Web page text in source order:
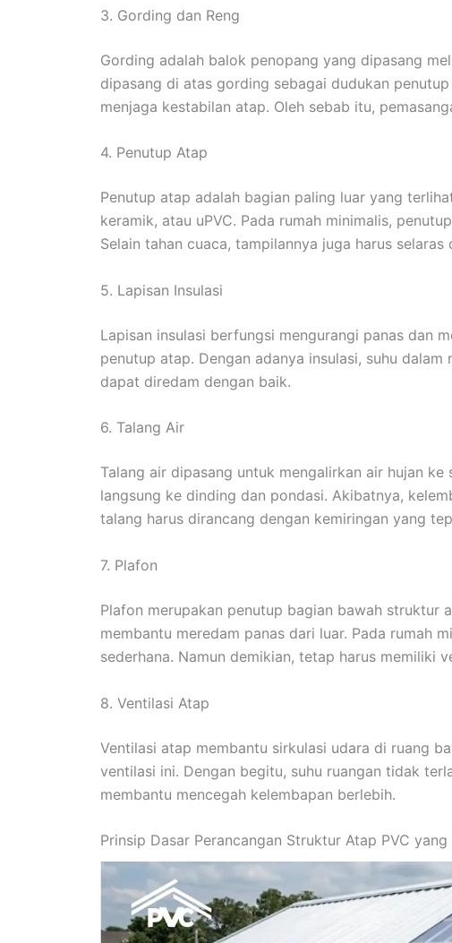
3. Gording dan Reng
Gording adalah balok penopang yang dipasang
dipasang di atas gording sebagai dudukan
menjaga kestabilan atap. Oleh sebab itu,
4. Penutup Atap
Penutup atap adalah bagian paling luar yang
keramik, atau uPVC. Pada rumah minimalis,
Selain tahan cuaca, tampilannya juga harus selaras
5. Lapisan Insulasi
Lapisan insulasi berfungsi mengurangi panas dan
penutup atap. Dengan adanya insulasi, suhu
dapat diredam dengan baik.
6. Talang Air
Talang air dipasang untuk mengalirkan air hujan
langsung ke dinding dan pondasi. Akibatnya,
talang harus dirancang dengan kemiringan yang
7. Plafon
Plafon merupakan penutup bagian bawah struktur
membantu meredam panas dari luar. Pada rumah
sederhana. Namun demikian, tetap harus memiliki
8. Ventilasi Atap
Ventilasi atap membantu sirkulasi udara di ruang
ventilasi ini. Dengan begitu, suhu ruangan tidak
membantu mencegah kelembapan berlebih.
Prinsip Dasar Perancangan Struktur Atap PVC yang